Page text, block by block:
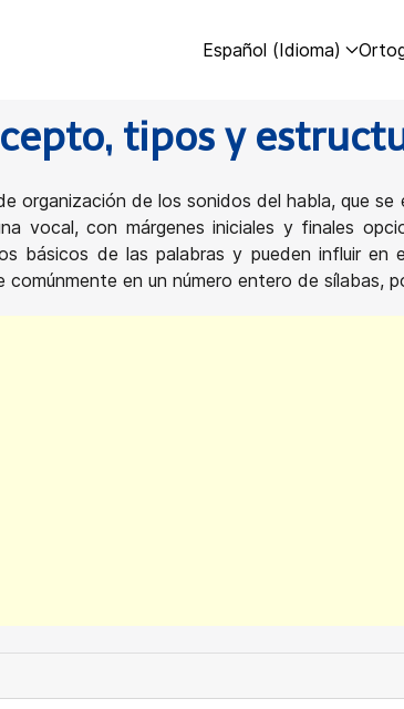
Español (Idioma)
tipos y
organización de los sonidos del habla, que
vocal, con márgenes iniciales y finales
básicos de las palabras y pueden influir
comúnmente en un número entero de sílabas,